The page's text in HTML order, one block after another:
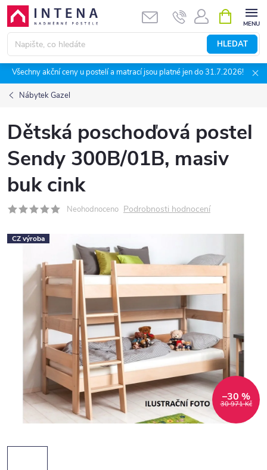
Přejít
obsah
HLEDAT
NÁKUPNÍ
KOŠÍK
Všechny akční ceny u postelí a matrací jsou platné jen do 31.7.2026!
Nábytek Gazel
Dětská poschoďová postel
Sendy 300B/01B, masiv
buk cink
Neohodnoceno Podrobnosti hodnocení
CZ výroba
30 971 Kč
–30 %